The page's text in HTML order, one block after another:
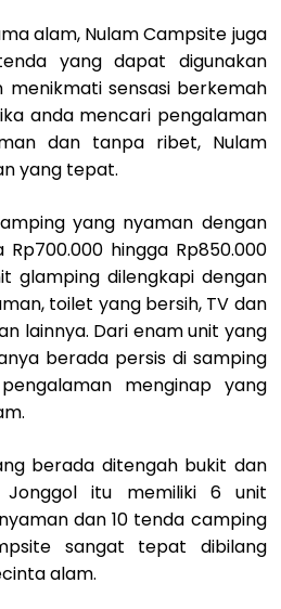
alam, Nulam Campsite juga
yang dapat digunakan
menikmati sensasi berkemah
anda mencari pengalaman
dan tanpa ribet, Nulam
yang tepat.
yang nyaman dengan
hingga Rp850.000
glamping dilengkapi dengan
toilet yang bersih, TV dan
lainnya. Dari enam unit yang
berada persis di samping
menginap yang
berada ditengah bukit dan
Jonggol itu memiliki 6 unit
dan 10 tenda camping
sangat tepat dibilang
alam.